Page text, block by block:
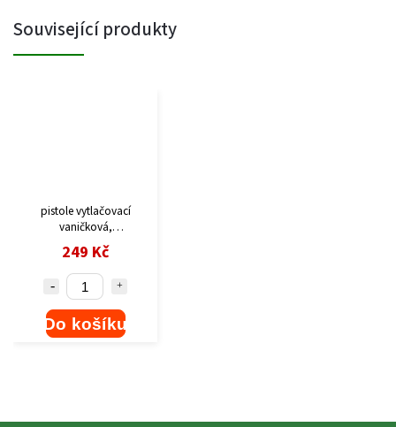
Související produkty
pistole vytlačovací
vaničková,
225mm/310ml EXTOL
PREMIUM
249 Kč
Do košíku